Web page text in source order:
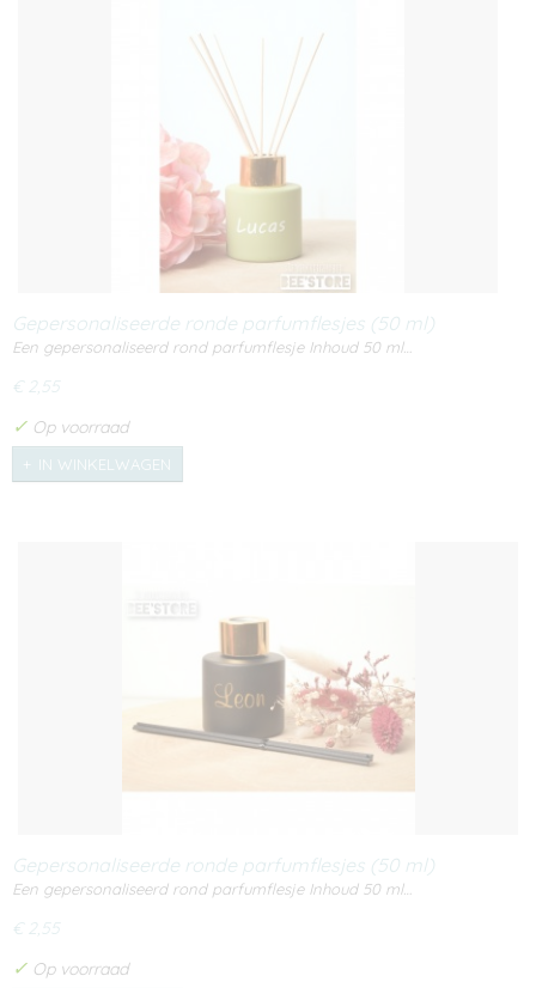
Gepersonaliseerde ronde parfumflesjes (50 ml)
Een gepersonaliseerd rond parfumflesje Inhoud 50 ml…
€ 2,55
✓ Op voorraad
IN WINKELWAGEN
Gepersonaliseerde ronde parfumflesjes (50 ml)
Een gepersonaliseerd rond parfumflesje Inhoud 50 ml…
€ 2,55
✓ Op voorraad